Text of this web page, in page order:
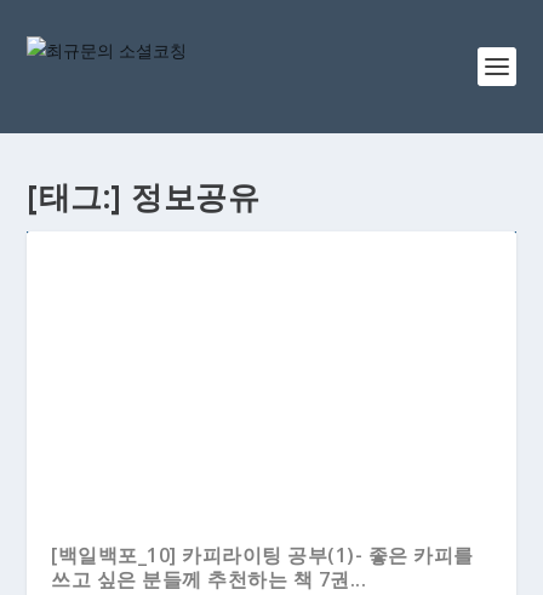
[태그:] 정보공유
[백일백포_10] 카피라이팅 공부(1)- 좋은 카피를
쓰고 싶은 분들께 추천하는 책 7권...